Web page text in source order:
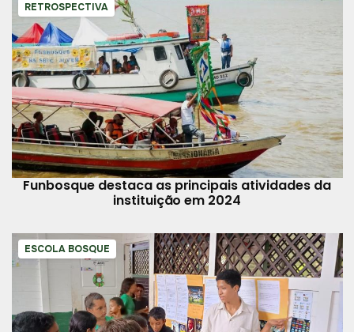
RETROSPECTIVA
Funbosque destaca as principais atividades da
instituição em 2024
ESCOLA BOSQUE